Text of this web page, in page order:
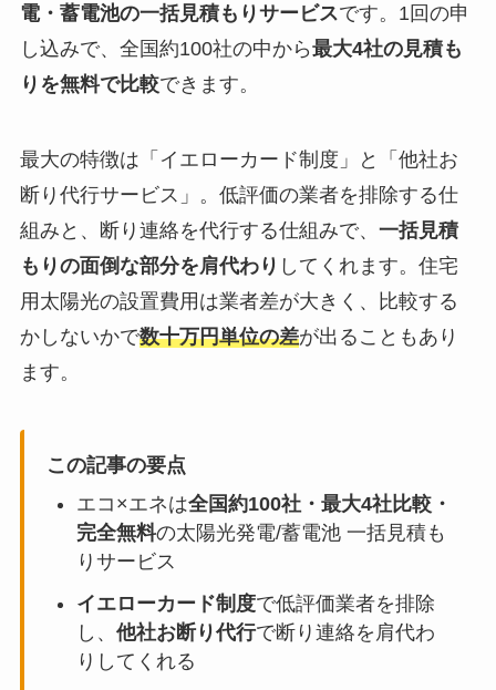
電・蓄電池の一括見積もりサービスです。1回の申
し込みで、全国約100社の中から最大4社の見積も
りを無料で比較できます。
最大の特徴は「イエローカード制度」と「他社お
断り代行サービス」。低評価の業者を排除する仕
組みと、断り連絡を代行する仕組みで、 一括見積
もりの面倒な部分を肩代わり してくれます。住宅
用太陽光の設置費用は業者差が大きく、比較する
かしないかで数十万円単位の差が出ることもあり
ます。
この記事の要点
エコ×エネは全国約100社・最大4社比較・
完全無料の太陽光発電/蓄電池 一括見積も
りサービス
イエローカード制度で低評価業者を排除
し、 他社お断り代行で断り連絡を肩代わ
りしてくれる